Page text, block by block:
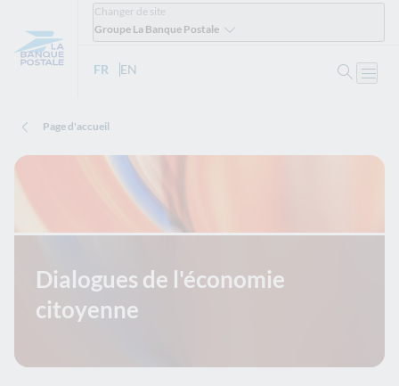
Changer de site
Groupe La Banque Postale
FR - Version française
EN
Page d'accueil
Dialogues de l'économie
citoyenne